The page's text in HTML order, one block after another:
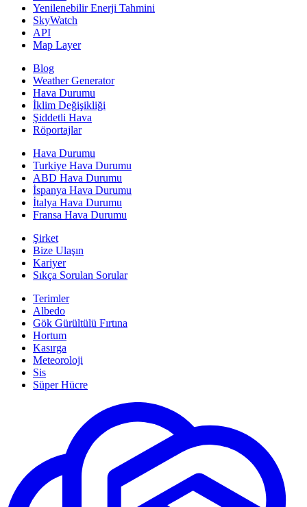
Yenilenebilir Enerji Tahmini
SkyWatch
API
Map Layer
Blog
Weather Generator
Hava Durumu
İklim Değişikliği
Şiddetli Hava
Röportajlar
Hava Durumu
Turkiye Hava Durumu
ABD Hava Durumu
İspanya Hava Durumu
İtalya Hava Durumu
Fransa Hava Durumu
Şirket
Bize Ulaşın
Kariyer
Sıkça Sorulan Sorular
Terimler
Albedo
Gök Gürültülü Fırtına
Hortum
Kasırga
Meteoroloji
Sis
Süper Hücre